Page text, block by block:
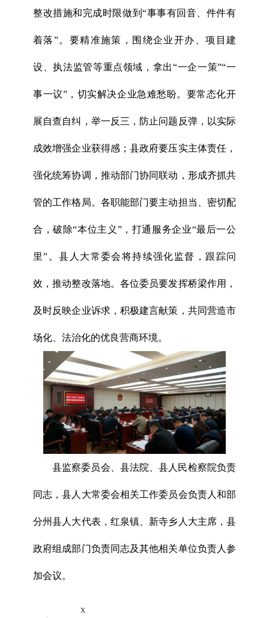
整改措施和完成时限做到“事事有回音、件件有
着落”。要精准施策，围绕企业开办、项目建
设、执法监管等重点领域，拿出“一企一策”“一
事一议”，切实解决企业急难愁盼。要常态化开
展自查自纠，举一反三，防止问题反弹，以实际
成效增强企业获得感；县政府要压实主体责任，
强化统筹协调，推动部门协同联动，形成齐抓共
管的工作格局。各职能部门要主动担当、密切配
合，破除“本位主义”，打通服务企业“最后一公
里”。县人大常委会将持续强化监督，跟踪问
效，推动整改落地。各位委员要发挥桥梁作用，
及时反映企业诉求，积极建言献策，共同营造市
场化、法治化的优良营商环境。
县监察委员会、县法院、县人民检察院负责
同志，县人大常委会相关工作委员会负责人和部
分州县人大代表，红泉镇、新寺乡人大主席，县
政府组成部门负责同志及其他相关单位负责人参
加会议。
x